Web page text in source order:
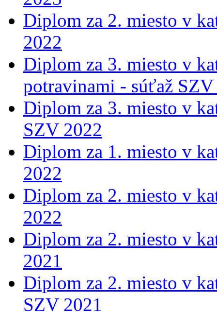
Diplom za 2. miesto v
2022
Diplom za 3. miesto v
potravinami - súťaž
Diplom za 3. miesto v
SZV 2022
Diplom za 1. miesto v
2022
Diplom za 2. miesto v
2022
Diplom za 2. miesto v
2021
Diplom za 2. miesto v
SZV 2021